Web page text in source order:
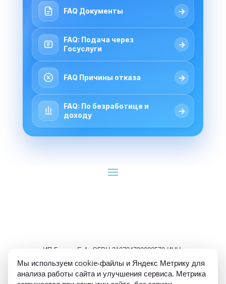
FAQ Документы →
FAQ: Подача через
Госуслуги
→
FAQ Причины отказа →
FAQ: По безработице и
доходу
→
ИП Гуляев Е.А. ОГРН 310784709900570 ИНН
Мы используем cookie-файлы и Яндекс Метрику для
анализа работы сайта и улучшения сервиса. Метрика